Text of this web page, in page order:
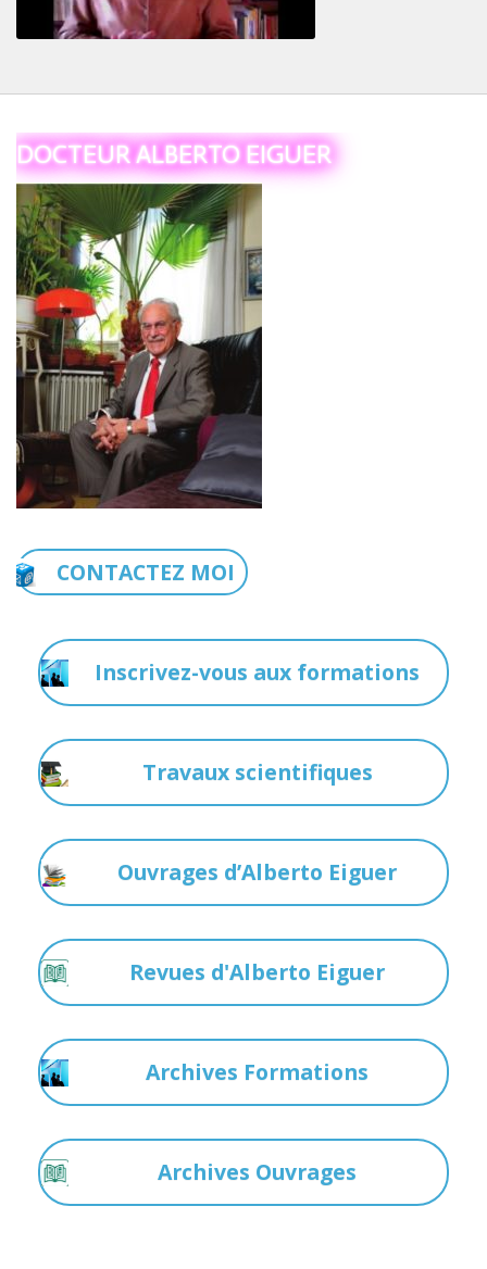
DOCTEUR ALBERTO EIGUER
CONTACTEZ MOI
Inscrivez-vous aux formations
Travaux scientifiques
Ouvrages d’Alberto Eiguer
Revues d'Alberto Eiguer
Archives Formations
Archives Ouvrages